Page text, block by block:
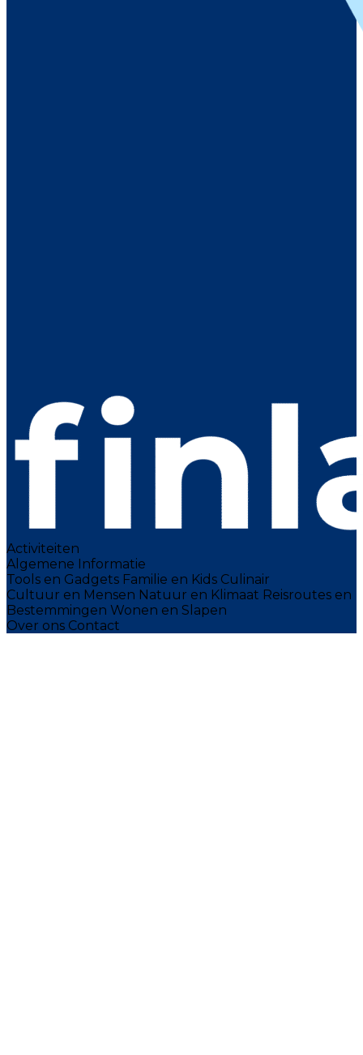
Activiteiten
Algemene Informatie
Tools en Gadgets Familie en Kids Culinair
Cultuur en Mensen Natuur en Klimaat Reisroutes en
Bestemmingen Wonen en Slapen
Over ons Contact